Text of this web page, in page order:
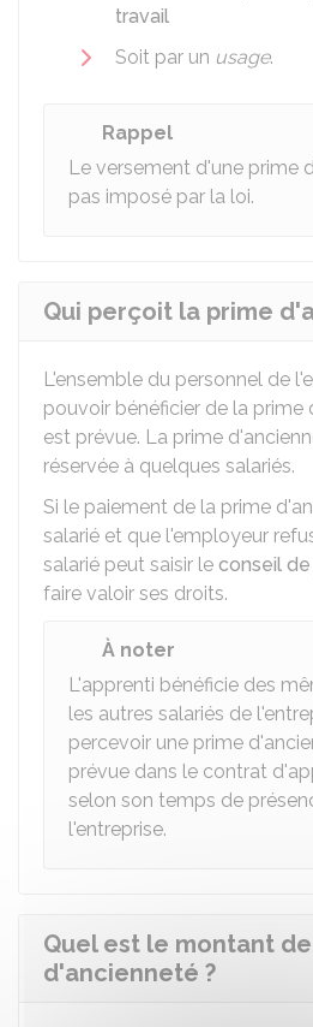
travail
Soit par un usage.
Rappel
Le versement d'une prime
pas imposé par la loi.
Qui perçoit la prime
L'ensemble du personnel de
pouvoir bénéficier de la prime
est prévue. La prime
réservée à quelques salariés.
Si le paiement de la prime
salarié et que l'employeur
salarié peut saisir le conseil
faire valoir ses droits.
À noter
L'apprenti bénéficie des
les autres salariés de
percevoir une prime
prévue dans le contrat
selon son temps de
l'entreprise.
Quel est le montant
d'ancienneté ?